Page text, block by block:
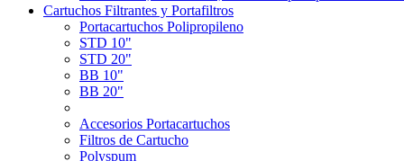
Cartuchos Filtrantes y Portafiltros
Portacartuchos Polipropileno
STD 10"
STD 20"
BB 10"
BB 20"
Accesorios Portacartuchos
Filtros de Cartucho
Polyspum